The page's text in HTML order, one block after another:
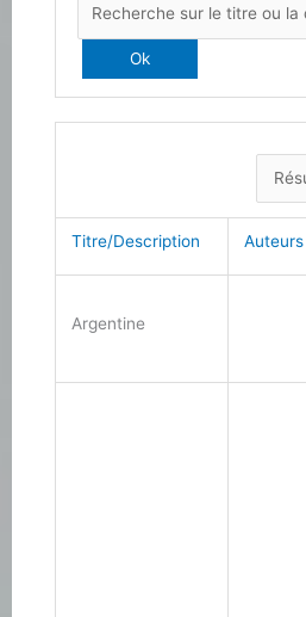
Titre/Description Auteurs
Argentine